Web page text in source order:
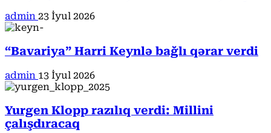
admin 23 İyul 2026
“Bavariya” Harri Keynlə bağlı qərar verdi
admin 13 İyul 2026
Yurgen Klopp razılıq verdi: Millini
çalışdıracaq